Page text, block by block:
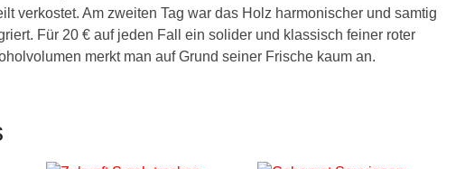
verkostet. Am zweiten Tag war das Holz harmonischer und samtig
Für 20 € auf jeden Fall ein solider und klassisch feiner roter
merkt man auf Grund seiner Frische kaum an.